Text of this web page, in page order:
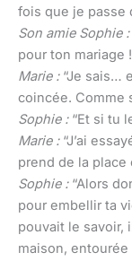
fois que je passe
Son amie Sophie :
pour ton mariage
Marie :“Je sais…
coincée. Comme
Sophie :“Et si tu
Marie :“J’ai
prend de la place
Sophie :“Alors
pour embellir ta
pouvait le savoir,
maison,